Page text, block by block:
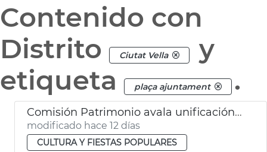
Contenido con
Distrito
Ciutat Vella
y
etiqueta
plaça ajuntament .
Comisión Patrimonio avala unificación estética terrazas plaza Ayuntamiento València
modificado hace 12 días
CULTURA Y FIESTAS POPULARES